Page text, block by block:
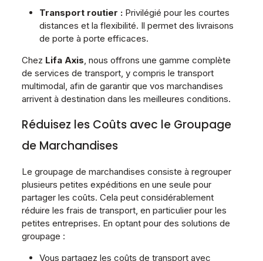
Transport routier :Privilégié pour les courtes
distances et la flexibilité. Il permet des livraisons
de porte à porte efficaces.
Chez Lifa Axis, nous offrons une gamme complète
de services de transport, y compris le transport
multimodal, afin de garantir que vos marchandises
arrivent à destination dans les meilleures conditions.
Réduisez les Coûts avec le Groupage
de Marchandises
Le groupage de marchandises consiste à regrouper
plusieurs petites expéditions en une seule pour
partager les coûts. Cela peut considérablement
réduire les frais de transport, en particulier pour les
petites entreprises. En optant pour des solutions de
groupage :
Vous partagez les coûts de transport avec